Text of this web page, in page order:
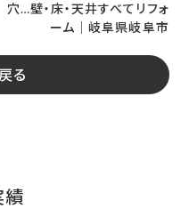
る
穴…壁・床・天井すべてリフォ
ーム│岐阜県岐阜市
績